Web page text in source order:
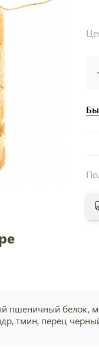
пшеничный белок,
тмин, перец